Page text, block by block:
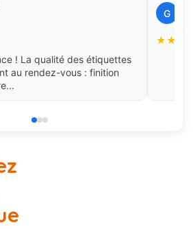
! La qualité des étiquettes
au rendez-vous : finition
G
★★